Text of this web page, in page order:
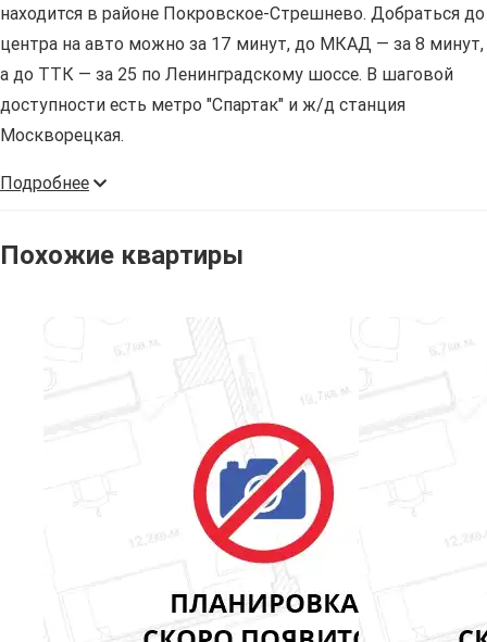
находится в районе Покровское-Стрешнево. Добраться до
центра на авто можно за 17 минут, до МКАД — за 8 минут,
а до ТТК — за 25 по Ленинградскому шоссе. В шаговой
доступности есть метро "Спартак" и ж/д станция
Москворецкая.
Подробнее
Похожие квартиры